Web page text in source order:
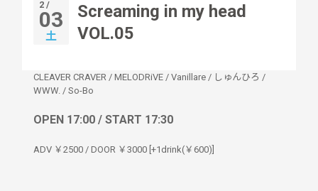
2 /
03
土
Screaming in my head
VOL.05
CLEAVER CRAVER / MELODRiVE / Vanillare / しゅんひろ /
WWW. / So-Bo
OPEN 17:00 / START 17:30
ADV ￥2500 / DOOR ￥3000 [+1drink(￥600)]